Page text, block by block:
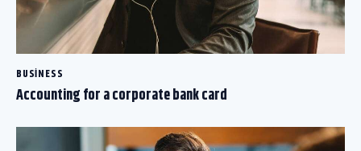
BUSINESS
Accounting for a corporate bank card